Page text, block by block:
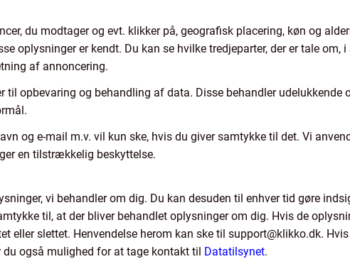
du modtager og evt. klikker på, geografisk placering, køn og
oplysninger er kendt. Du kan se hvilke tredjeparter, der er tale om, i
af annoncering.
til opbevaring og behandling af data. Disse behandler udelukkende
og e-mail m.v. vil kun ske, hvis du giver samtykke til det. Vi
en tilstrækkelig beskyttelse.
vi behandler om dig. Du kan desuden til enhver tid gøre
til, at der bliver behandlet oplysninger om dig. Hvis de
eller slettet. Henvendelse herom kan ske til support@klikko.dk.
også mulighed for at tage kontakt til Datatilsynet.